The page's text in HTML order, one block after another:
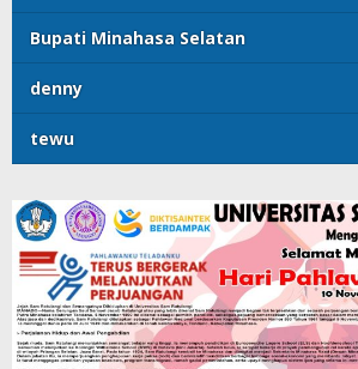
Bupati Minahasa Selatan
denny
tewu